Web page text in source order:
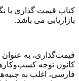
کتاب قیمت گذاری با
بازاریابی می باشد.
قیمت‌گذاری، به عنوان
کانون توجه
فارسی، اغلب به